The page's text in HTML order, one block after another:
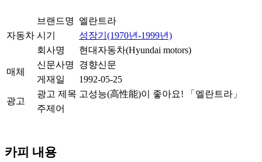
자동차
브랜드명
엘란트라
시기
성장기(1970년-1999년)
회사명
현대자동차(Hyundai motors)
매체
신문사명
경향신문
게재일
1992-05-25
광고
광고 제목 고성능(高性能)이 좋아요! 「엘란트라」
주제어
카피 내용